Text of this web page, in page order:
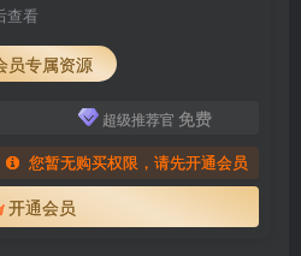
查看
员专属资源
超级推荐官 免费
您暂无购买权限，请先开通会员
开通会员